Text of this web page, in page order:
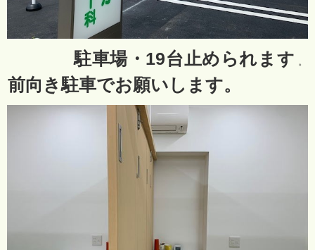
駐車場・19台止められま す 。
前向き駐車でお願いします。